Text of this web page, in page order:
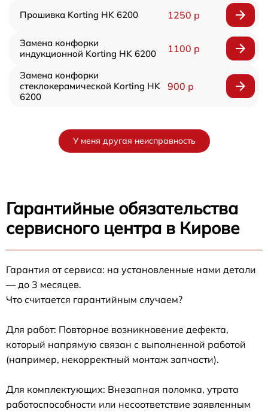
Прошивка Korting HK 6200 1250 р
Замена конфорки
индукционной Korting HK 6200
1100 р
Замена конфорки
стеклокерамической Korting HK
6200
900 р
У меня другая неисправность
Гарантийные обязательства
сервисного центра в Кирове
Гарантия от сервиса: на установленные нами детали
— до 3 месяцев.
Что считается гарантийным случаем?
Для работ: Повторное возникновение дефекта,
который напрямую связан с выполненной работой
(например, некорректный монтаж запчасти).
Для комплектующих: Внезапная поломка, утрата
работоспособности или несоответствие заявленным